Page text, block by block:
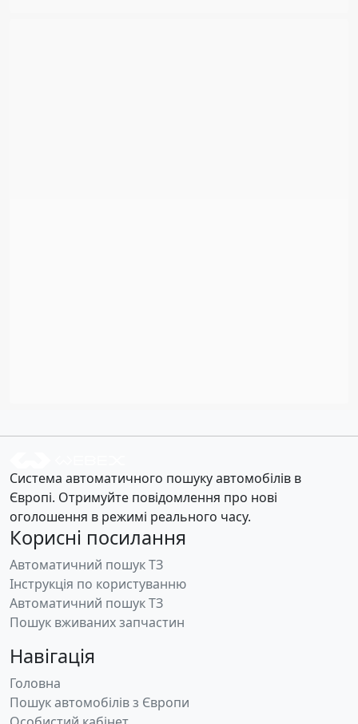
Система автоматичного пошуку автомобілів в
Європі. Отримуйте повідомлення про нові
оголошення в режимі реального часу.
Корисні посилання
Автоматичний пошук ТЗ
Інструкція по користуванню
Автоматичний пошук ТЗ
Пошук вживаних запчастин
Навігація
Головна
Пошук автомобілів з Європи